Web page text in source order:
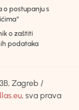
o postupanju s
o zaštiti
podataka
Zagreb /
, sva prava